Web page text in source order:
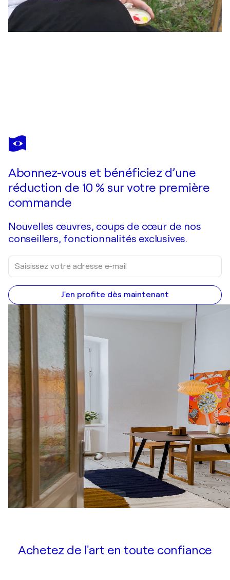
JEAN MIRRE
Gare de Lyon
Abonnez-vous et bénéficiez d’une
réduction de 10 % sur votre première
commande
Nouvelles œuvres, coups de cœur de nos
conseillers, fonctionnalités exclusives.
J'en profite dès maintenant
Achetez de l'art en toute confiance